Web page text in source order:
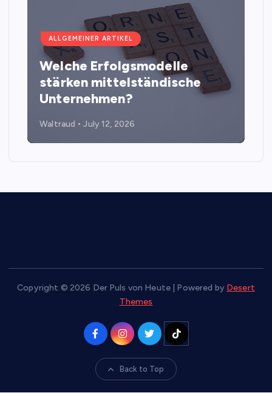
ALLGEMEINER ARTIKEL
Welche Erfolgsmodelle
stärken mittelständische
Unternehmen?
Waltraud July 12, 2026
Copyright © 2026 Der Puls von Heute | Powered by Desert
Themes
Back to Top